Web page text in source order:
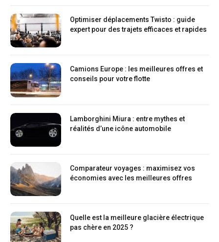
Optimiser déplacements Twisto : guide
expert pour des trajets efficaces et rapides
Camions Europe : les meilleures offres et
conseils pour votre flotte
Lamborghini Miura : entre mythes et
réalités d’une icône automobile
Comparateur voyages : maximisez vos
économies avec les meilleures offres
Quelle est la meilleure glacière électrique
pas chère en 2025 ?